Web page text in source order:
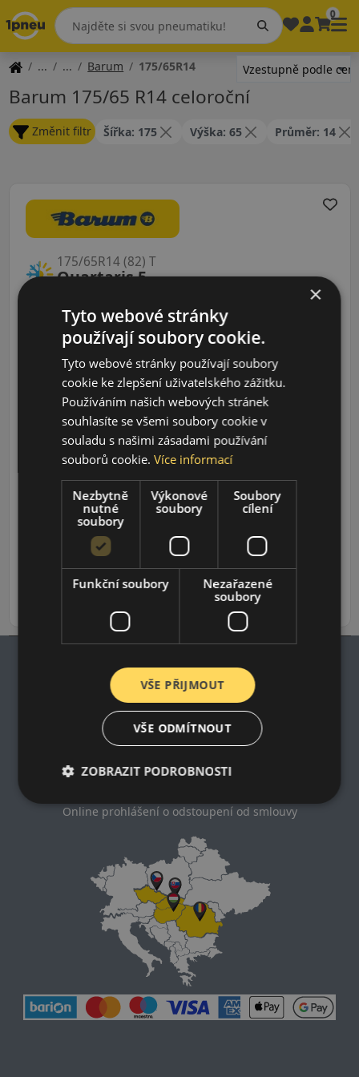
0
Barum 175/65R14
Barum 175/65 R14 celoroční
Změnit filtr Šířka: 175 Výška: 65 Průměr: 14
Quartaris 5
175/65R14 (82) T
Údaje o štítku EPREL:
1 239 CZK
967 CZK
DO KOŠÍKU
Impresum
Zásady ochrany osobních údajů
Nákupní podmínky
Impresum
Online prohlášení o odstoupení od smlouvy
×
Tyto webové stránky
používají soubory cookie.
Tyto webové stránky používají soubory
cookie ke zlepšení uživatelského zážitku.
Používáním našich webových stránek
souhlasíte se všemi soubory cookie v
souladu s našimi zásadami používání
souborů cookie.Více informací
Nezbytně
nutné
soubory
Výkonové
soubory
Soubory
cílení
Funkční soubory
Nezařazené
soubory
VŠE PŘIJMOUT
VŠE ODMÍTNOUT
ZOBRAZIT PODROBNOSTI